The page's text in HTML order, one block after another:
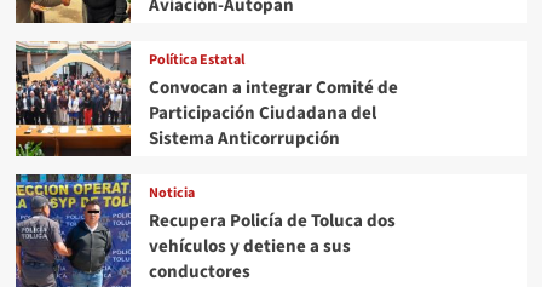
Aviación-Autopan
Política Estatal
Convocan a integrar Comité de
Participación Ciudadana del
Sistema Anticorrupción
Noticia
Recupera Policía de Toluca dos
vehículos y detiene a sus
conductores